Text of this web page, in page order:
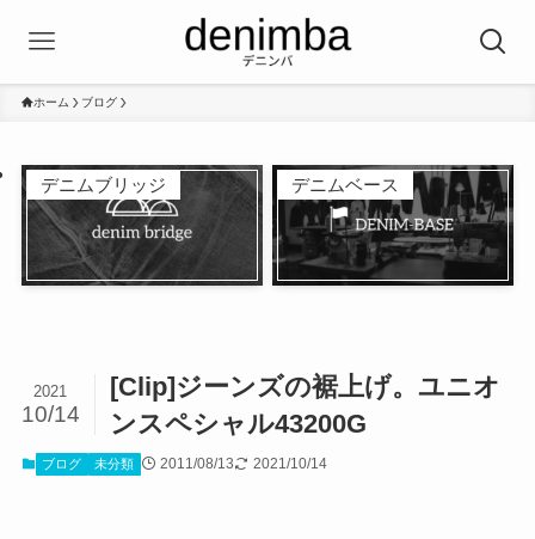
ホーム ブログ
デニムブリッジ デニムベース
[Clip]ジーンズの裾上げ。ユニオ
ンスペシャル43200G
2021
10/14
ブログ 未分類 2011/08/13 2021/10/14